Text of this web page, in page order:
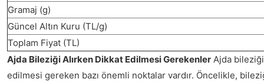
Gramaj (g)
Güncel Altın Kuru (TL/g)
Toplam Fiyat (TL)
Ajda Bileziği Alırken Dikkat Edilmesi Gerekenler Ajda
edilmesi gereken bazı önemli noktalar vardır. Öncelikle,